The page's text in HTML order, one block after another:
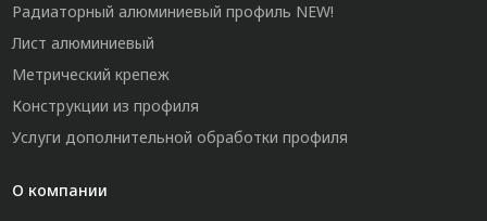
Радиаторный алюминиевый профиль NEW!
Лист алюминиевый
Метрический крепеж
Конструкции из профиля
Услуги дополнительной обработки профиля
О компании